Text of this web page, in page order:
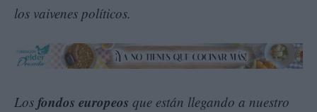
los vaivenes políticos.
Los fondos europeos que están llegando a nuestro